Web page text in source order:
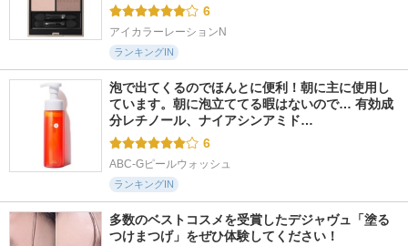
6
アイカラーレーションN
ランキングIN
泡で出てくるのでほんとに便利！朝に主に使用し
ています。朝に泡立ててる暇はないので… 有効成
分レチノール、ナイアシンアミド…
6
ABC-Gピールウォッシュ
ランキングIN
多数のベストコスメを受賞したデジャヴュ「塗る
つけまつげ」をぜひ体験してください！